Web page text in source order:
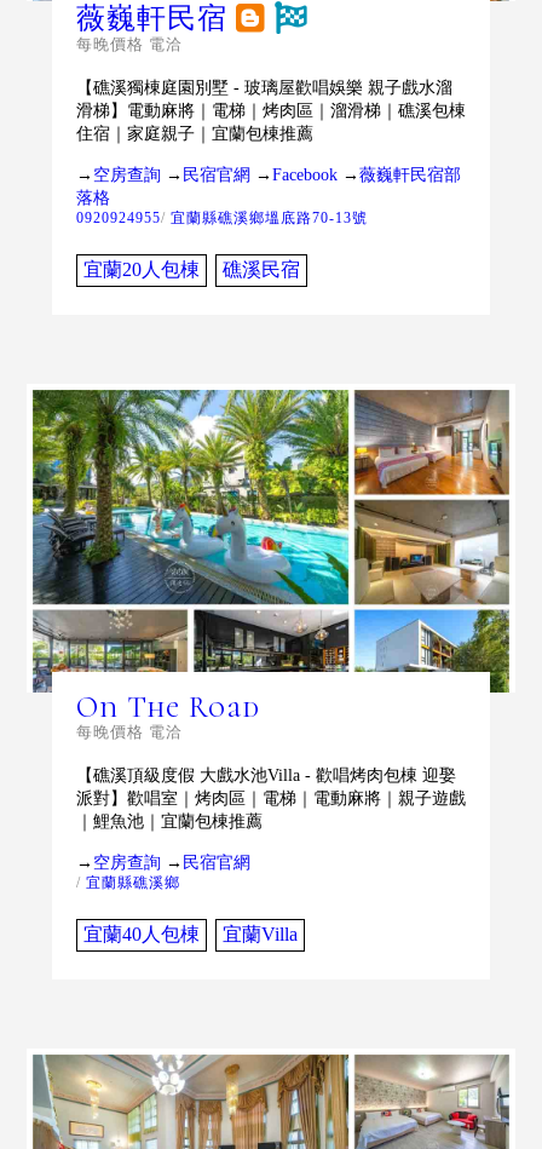
薇巍軒民宿
每晚價格 電洽
【礁溪獨棟庭園別墅 - 玻璃屋歡唱娛樂 親子戲水溜
滑梯】電動麻將｜電梯｜烤肉區｜溜滑梯｜礁溪包棟
住宿｜家庭親子｜宜蘭包棟推薦
→ 空房查詢→ 民宿官網 →Facebook→薇巍軒民宿部
落格
0920924955/ 宜蘭縣礁溪鄉塭底路70-13號
宜蘭20人包棟 礁溪民宿
On The Road
每晚價格 電洽
【礁溪頂級度假 大戲水池Villa - 歡唱烤肉包棟 迎娶
派對】歡唱室｜烤肉區｜電梯｜電動麻將｜親子遊戲
｜鯉魚池｜宜蘭包棟推薦
→ 空房查詢→ 民宿官網
/ 宜蘭縣礁溪鄉
宜蘭40人包棟 宜蘭Villa